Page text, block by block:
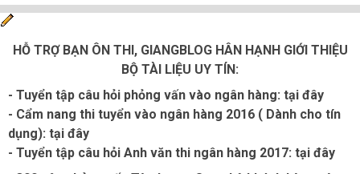
HỖ TRỢ BẠN ÔN THI, GIANGBLOG HÂN HẠNH GIỚI THIỆU
BỘ TÀI LIỆU UY TÍN:
- Tuyển tập câu hỏi phỏng vấn vào ngân hàng: tại đây
- Cẩm nang thi tuyển vào ngân hàng 2016 ( Dành cho tín
dụng): tại đây
- Tuyển tập câu hỏi Anh văn thi ngân hàng 2017: tại đây